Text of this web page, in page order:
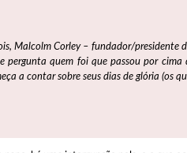
Malcolm Corley – fundador/presidente
pergunta quem foi que passou por
a contar sobre seus dias de glória (os